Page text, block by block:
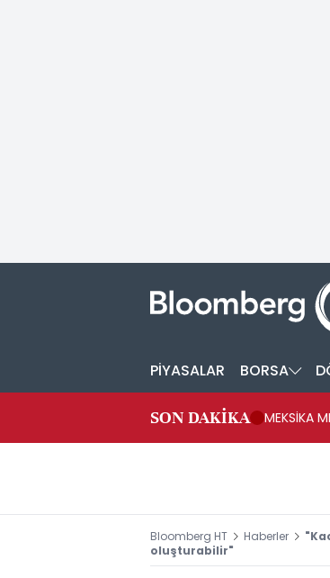
PİYASALAR BORSA
SON DAKİKA MEKSİKA
Bloomberg HT Haberler
oluşturabilir"